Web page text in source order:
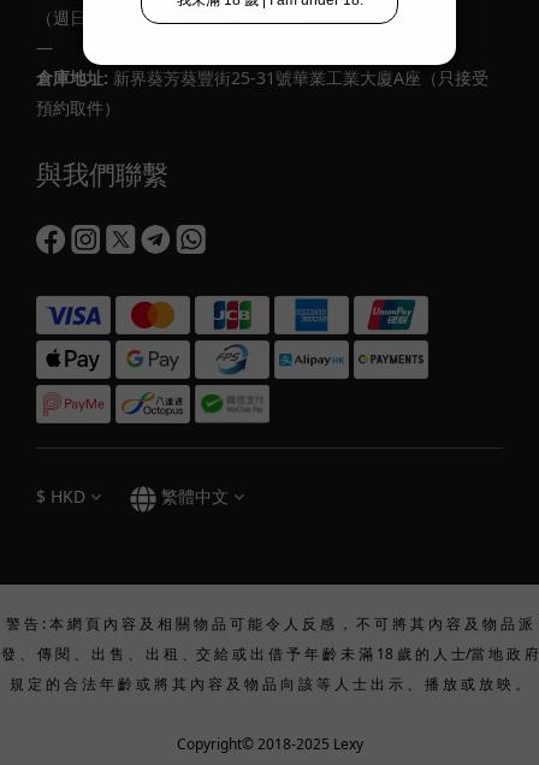
（週日及公眾假期下一個工作日出貨）
—
倉庫地址: 新界葵芳葵豐街25-31號華業工業大廈A座（只接受
預約取件）
與我們聯繫
$ HKD 繁體中文
警 告 : 本 網 頁 內 容 及 相 關 物 品 可 能 令 人 反 感 ， 不 可 將 其 內 容 及 物 品 派
發 、 傳 閱 、 出 售 、 出 租 、交 給 或 出 借 予 年 齡 未 滿 18 歲 的 人 士/當 地 政 府
規 定 的 合 法 年 齡 或 將 其 內 容 及 物 品 向 該 等 人 士 出 示 、 播 放 或 放 映 。
Copyright© 2018-2025 Lexy